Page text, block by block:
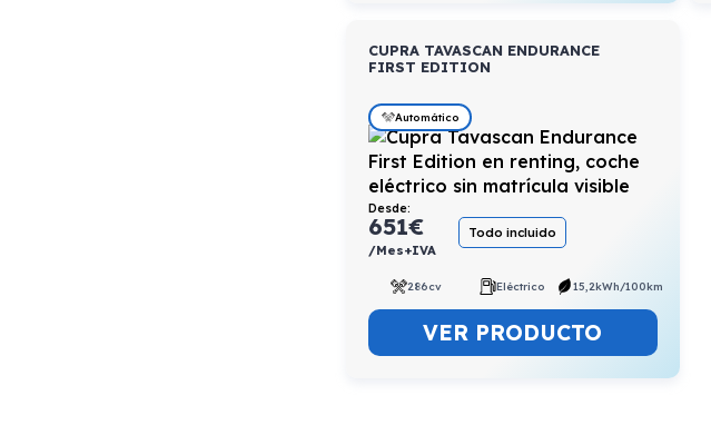
CUPRA TAVASCAN ENDURANCE
FIRST EDITION
Automático
Desde:
651€
/Mes+IVA
Todo incluido
286cv Eléctrico 15,2kWh/100km
VER PRODUCTO